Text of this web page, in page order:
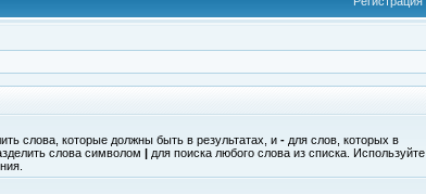
слова, которые должны быть в результатах, и - для слов, которых в
слова символом | для поиска любого слова из списка. Используйте